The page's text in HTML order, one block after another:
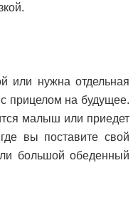
или нужна отдельная
прицелом на будущее.
малыш или приедет
вы поставите свой
большой обеденный